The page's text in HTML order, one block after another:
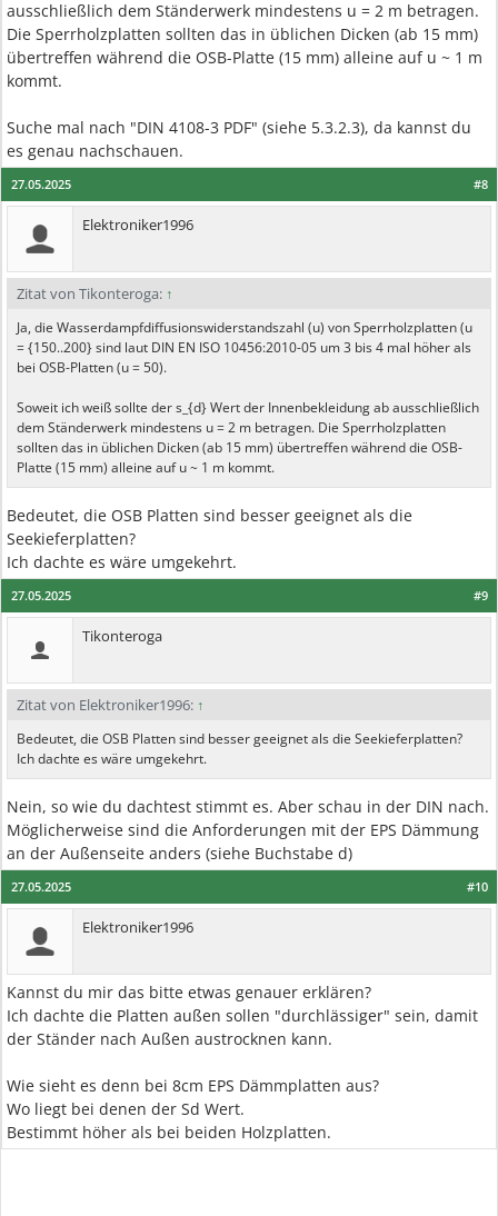
ausschließlich dem Ständerwerk mindestens u = 2 m betragen.
Die Sperrholzplatten sollten das in üblichen Dicken (ab 15 mm)
übertreffen während die OSB-Platte (15 mm) alleine auf u ~ 1 m
kommt.
Suche mal nach "DIN 4108-3 PDF" (siehe 5.3.2.3), da kannst du
es genau nachschauen.
#8
27.05.2025
Elektroniker1996
Zitat von Tikonteroga: ↑
Ja, die Wasserdampfdiffusionswiderstandszahl (u) von Sperrholzplatten (u
= {150..200} sind laut DIN EN ISO 10456:2010-05 um 3 bis 4 mal höher als
bei OSB-Platten (u = 50).
Soweit ich weiß sollte der s_{d} Wert der Innenbekleidung ab ausschließlich
dem Ständerwerk mindestens u = 2 m betragen. Die Sperrholzplatten
sollten das in üblichen Dicken (ab 15 mm) übertreffen während die OSB-
Platte (15 mm) alleine auf u ~ 1 m kommt.
Bedeutet, die OSB Platten sind besser geeignet als die
Seekieferplatten?
Ich dachte es wäre umgekehrt.
#9
27.05.2025
Tikonteroga
Zitat von Elektroniker1996: ↑
Bedeutet, die OSB Platten sind besser geeignet als die Seekieferplatten?
Ich dachte es wäre umgekehrt.
Nein, so wie du dachtest stimmt es. Aber schau in der DIN nach.
Möglicherweise sind die Anforderungen mit der EPS Dämmung
an der Außenseite anders (siehe Buchstabe d)
#10
27.05.2025
Elektroniker1996
Kannst du mir das bitte etwas genauer erklären?
Ich dachte die Platten außen sollen "durchlässiger" sein, damit
der Ständer nach Außen austrocknen kann.
Wie sieht es denn bei 8cm EPS Dämmplatten aus?
Wo liegt bei denen der Sd Wert.
Bestimmt höher als bei beiden Holzplatten.